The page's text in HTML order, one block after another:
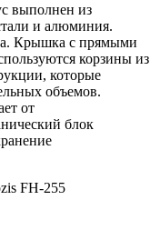
выполнен из
и алюминия.
Крышка с прямыми
корзины из
которые
объемов.
от
блок
FH-255